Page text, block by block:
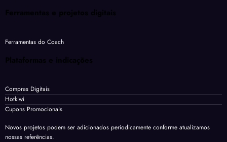
Ferramentas e projetos digitais
Ferramentas do Coach
Plataformas e indicações
Compras Digitais
Hotkiwi
Cupons Promocionais
Novos projetos podem ser adicionados periodicamente conforme atualizamos
nossas referências.